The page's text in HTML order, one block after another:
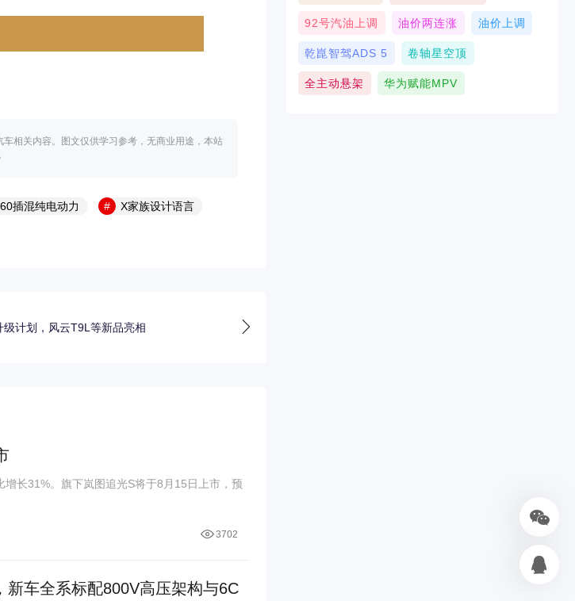
相关内容。图文仅供学习参考，无商业用途，本站
插混纯电动力
X家族设计语言
级计划，风云T9L等新品亮相
长31%。旗下岚图追光S将于8月15日上市，预
3702
车全系标配800V高压架构与6C
92号汽油上调 油价两连涨 油价上调
乾崑智驾ADS 5 卷轴星空顶
全主动悬架 华为赋能MPV